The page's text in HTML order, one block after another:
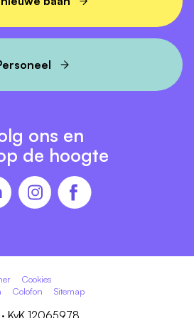
ons en
de hoogte
Cookies
Colofon Sitemap